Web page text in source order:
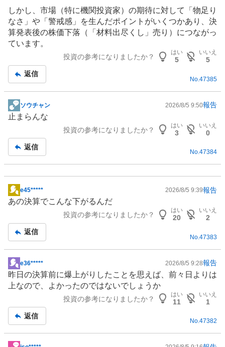
しかし、市場（特に機関投資家）の期待に対して「物足り
なさ」や「警戒感」を生んだポイントがいくつかあり、決
算発表後の株価下落（「材料出尽くし」売り）につながっ
ています。
投資の参考になりましたか？
はい
5
いいえ
5
返信
No. 47385
掲
示
事
ソウチャン 2026/8/5 9:50報告
止まらんな
投資の参考になりましたか？
はい
3
いいえ
0
返信
No.47384
掲
示
事
e45***** 2026/8/5 9:39報告
あの決算でこんな下がるんだ
投資の参考になりましたか？
はい
20
いいえ
2
返信
No. 47383
掲
示
板
e36***** 2026/8/5 9:28報告
昨日の決算前に爆上がりしたことを思えば、前々日よりは
上なので、よかったのではないでしょうか
投資の参考になりましたか？
はい
11
いいえ
1
返信
No.47382